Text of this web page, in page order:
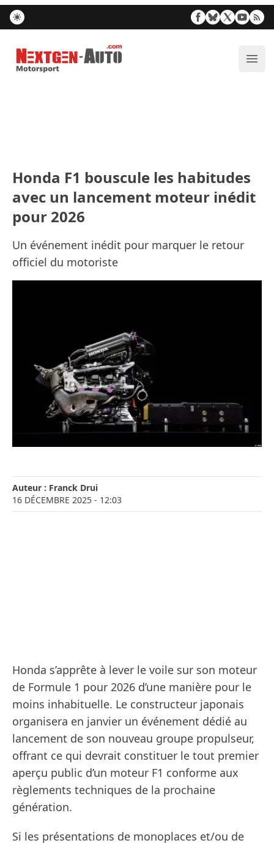
Nextgen-Auto.com
Honda F1 bouscule les habitudes
avec un lancement moteur inédit
pour 2026
Un événement inédit pour marquer le retour
officiel du motoriste
Auteur : Franck Drui
16 DÉCEMBRE 2025 - 12:03
Honda s’apprête à lever le voile sur son moteur
de Formule 1 pour 2026 d’une manière pour le
moins inhabituelle. Le constructeur japonais
organisera en janvier un événement dédié au
lancement de son nouveau groupe propulseur,
offrant ce qui devrait constituer le tout premier
aperçu public d’un moteur F1 conforme aux
règlements techniques de la prochaine
génération.
Si les présentations de monoplaces et/ou de